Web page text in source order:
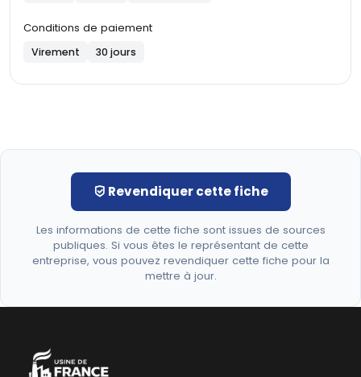
Conditions de paiement
Virement 30 jours
Revendiquer cette fiche
Les informations de cette fiche sont issues de sources
publiques. Si vous êtes le représentant de cette
entreprise, vous pouvez revendiquer cette fiche pour la
mettre à jour.